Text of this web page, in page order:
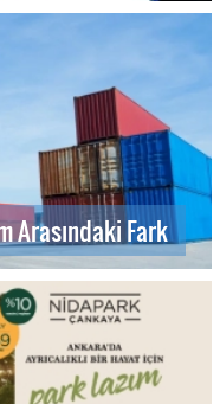
Arasındaki Fark